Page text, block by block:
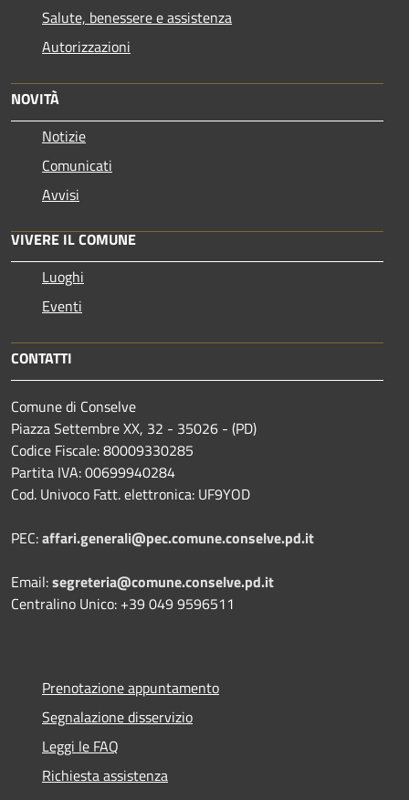
Salute, benessere e assistenza
Autorizzazioni
NOVITÀ
Notizie
Comunicati
Avvisi
VIVERE IL COMUNE
Luoghi
Eventi
CONTATTI
Comune di Conselve
Piazza Settembre XX, 32 - 35026 - (PD)
Codice Fiscale: 80009330285
Partita IVA: 00699940284
Cod. Univoco Fatt. elettronica: UF9YOD
PEC:affari.generali@pec.comune.conselve.pd.it
Email:segreteria@comune.conselve.pd.it
Centralino Unico: +39 049 9596511
Prenotazione appuntamento
Segnalazione disservizio
Leggi le FAQ
Richiesta assistenza